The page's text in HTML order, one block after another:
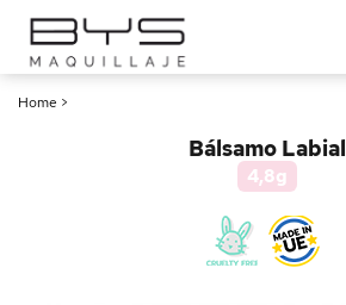
Home >
Bálsamo Labial
4,8g